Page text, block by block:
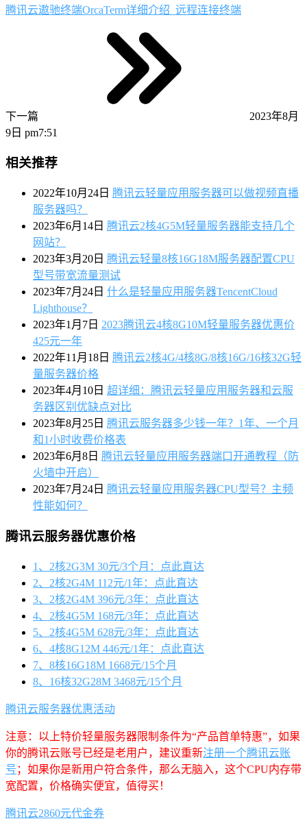
腾讯云遨驰终端OrcaTerm详细介绍_远程连接终端
下一篇
2023年8月
9日 pm7:51
相关推荐
2022年10月24日 腾讯云轻量应用服务器可以做视频直播
服务器吗？
2023年6月14日 腾讯云2核4G5M轻量服务器能支持几个
网站？
2023年3月20日 腾讯云轻量8核16G18M服务器配置CPU
型号带宽流量测试
2023年7月24日 什么是轻量应用服务器TencentCloud
Lighthouse？
2023年1月7日 2023腾讯云4核8G10M轻量服务器优惠价
425元一年
2022年11月18日 腾讯云2核4G/4核8G/8核16G/16核32G轻
量服务器价格
2023年4月10日 超详细：腾讯云轻量应用服务器和云服
务器区别优缺点对比
2023年8月25日 腾讯云服务器多少钱一年？1年、一个月
和1小时收费价格表
2023年6月8日 腾讯云轻量应用服务器端口开通教程（防
火墙中开启）
2023年7月24日 腾讯云轻量应用服务器CPU型号？主频
性能如何？
腾讯云服务器优惠价格
1、2核2G3M 30元/3个月：点此直达
2、2核2G4M 112元/1年：点此直达
3、2核2G4M 396元/3年：点此直达
4、2核4G5M 168元/3年：点此直达
5、2核4G5M 628元/3年：点此直达
6、4核8G12M 446元/1年：点此直达
7、8核16G18M 1668元/15个月
8、16核32G28M 3468元/15个月
腾讯云服务器优惠活动
注意：以上特价轻量服务器限制条件为“产品首单特惠”，如果
你的腾讯云账号已经是老用户，建议重新注册一个腾讯云账
号 ；如果你是新用户符合条件，那么无脑入，这个CPU内存带
宽配置，价格确实便宜，值得买！
腾讯云2860元代金券